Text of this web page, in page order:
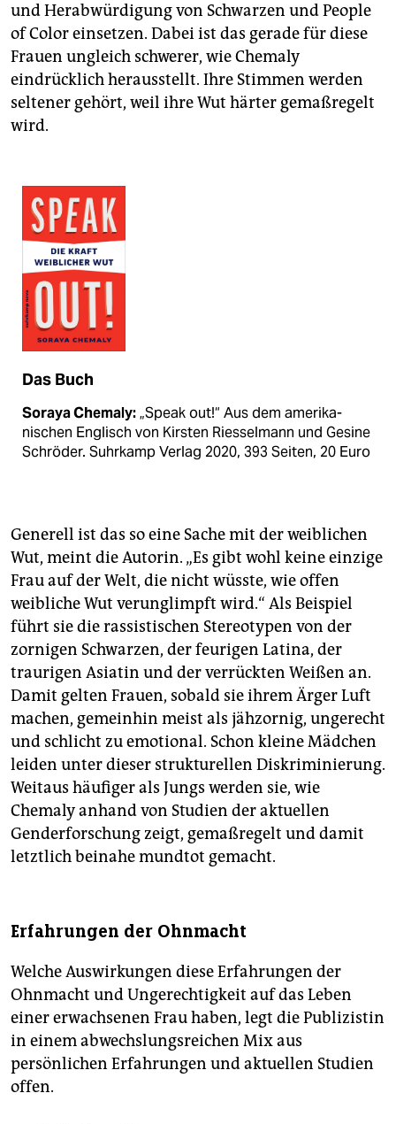
und Herabwürdigung von Schwarzen und People
of Color einsetzen. Dabei ist das gerade für diese
Frauen ungleich schwerer, wie Chemaly
eindrücklich herausstellt. Ihre Stimmen werden
seltener gehört, weil ihre Wut härter gemaßregelt
wird.
Das Buch
Soraya Chemaly:„Speak out!“ Aus dem amerika­
nischen Englisch von Kirsten Riesselmann und Gesine
Schröder. Suhrkamp Verlag 2020, 393 Seiten, 20 Euro
Generell ist das so eine Sache mit der weiblichen
Wut, meint die Autorin. „Es gibt wohl keine einzige
Frau auf der Welt, die nicht wüsste, wie offen
weibliche Wut verunglimpft wird.“ Als Beispiel
führt sie die rassistischen Stereotypen von der
zornigen Schwarzen, der feurigen Latina, der
traurigen Asiatin und der verrückten Weißen an.
Damit gelten Frauen, sobald sie ihrem Ärger Luft
machen, gemeinhin meist als jähzornig, ungerecht
und schlicht zu emotional. Schon kleine Mädchen
leiden unter dieser strukturellen Diskriminierung.
Weitaus häufiger als Jungs werden sie, wie
Chemaly anhand von Studien der aktuellen
Genderforschung zeigt, gemaßregelt und damit
letztlich beinahe mundtot gemacht.
Erfahrungen der Ohnmacht
Welche Auswirkungen diese Erfahrungen der
Ohnmacht und Ungerechtigkeit auf das Leben
einer erwachsenen Frau haben, legt die Publizistin
in einem abwechslungsreichen Mix aus
persönlichen Erfahrungen und aktuellen Studien
offen.